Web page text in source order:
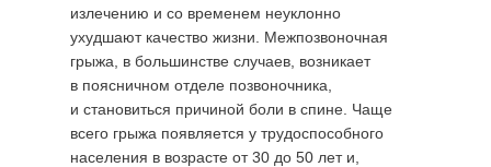
излечению и со временем неуклонно
ухудшают качество жизни. Межпозвоночная
грыжа, в большинстве случаев, возникает
в поясничном отделе позвоночника,
и становиться причиной боли в спине. Чаще
всего грыжа появляется у трудоспособного
населения в возрасте от 30 до 50 лет и,